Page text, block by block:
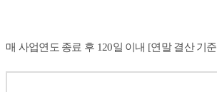
매 사업연도 종료 후 120일 이내 [연말 결산 기준